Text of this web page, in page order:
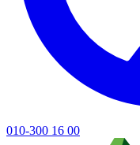
010-300 16 00